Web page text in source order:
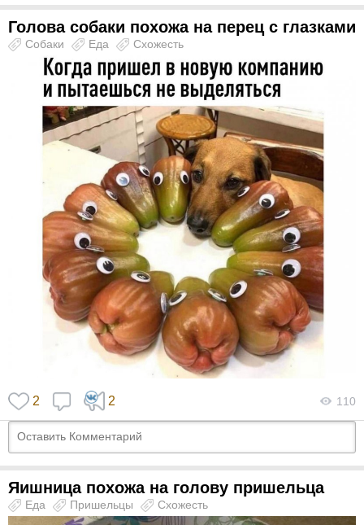
Голова собаки похожа на перец с глазками
Собаки Еда Схожесть
2 2 110
Яишница похожа на голову пришельца
Еда Пришельцы Схожесть